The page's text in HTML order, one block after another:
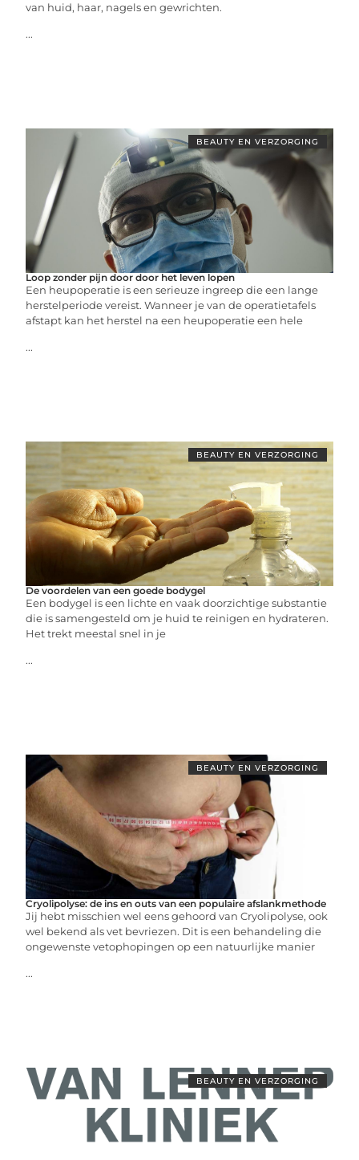
van huid, haar, nagels en gewrichten.
...
BEAUTY EN VERZORGING
Loop zonder pijn door door het leven lopen
Een heupoperatie is een serieuze ingreep die een lange
herstelperiode vereist. Wanneer je van de operatietafels
afstapt kan het herstel na een heupoperatie een hele
...
BEAUTY EN VERZORGING
De voordelen van een goede bodygel
Een bodygel is een lichte en vaak doorzichtige substantie
die is samengesteld om je huid te reinigen en hydrateren.
Het trekt meestal snel in je
...
BEAUTY EN VERZORGING
Cryolipolyse: de ins en outs van een populaire afslankmethode
Jij hebt misschien wel eens gehoord van Cryolipolyse, ook
wel bekend als vet bevriezen. Dit is een behandeling die
ongewenste vetophopingen op een natuurlijke manier
...
BEAUTY EN VERZORGING